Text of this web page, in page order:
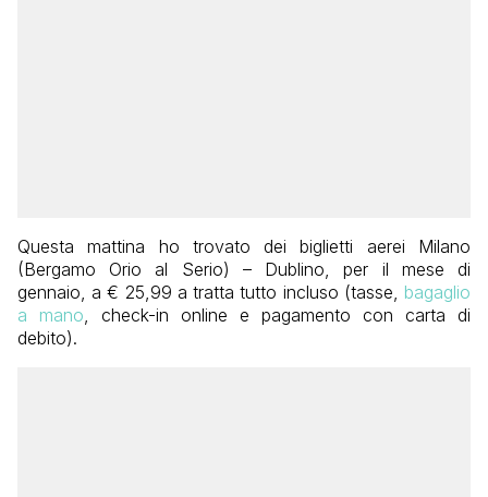
Questa mattina ho trovato dei biglietti aerei Milano
(Bergamo Orio al Serio) – Dublino, per il mese di
gennaio, a € 25,99 a tratta tutto incluso (tasse, bagaglio
a mano, check-in online e pagamento con carta di
debito).